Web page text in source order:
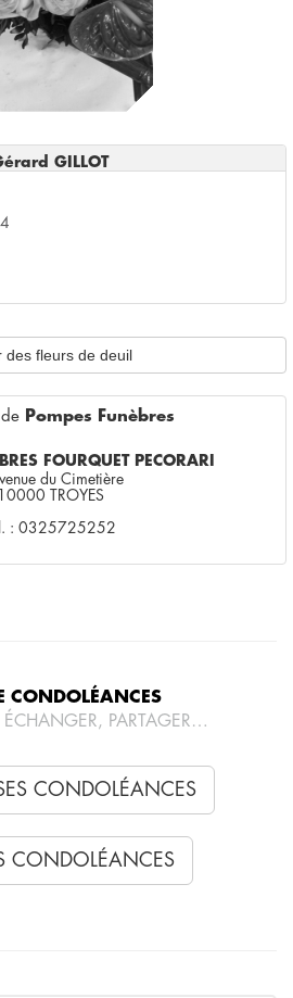
GILLOT
des fleurs de deuil
Pompes Funèbres
FOURQUET PECORARI
du Cimetière
10000 TROYES
: 0325725252
CONDOLÉANCES
ÉCHANGER, PARTAGER…
CONDOLÉANCES
CONDOLÉANCES